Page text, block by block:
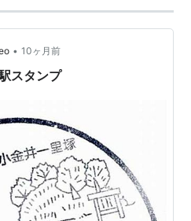
JR中央線「武蔵小金井駅」・
多摩川線の「新小金井駅」が
西武新宿線
…久喜駅
駅」→自治医大駅…
ン［横須賀線 直通］
• 10ヶ月前
スタンプ